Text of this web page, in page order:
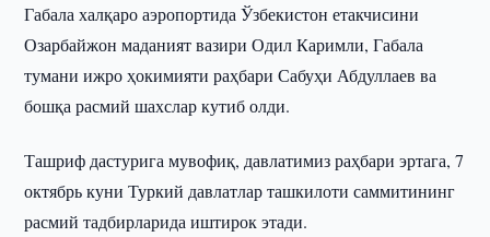
Габала халқаро аэропортида Ўзбекистон етакчисини
Озарбайжон маданият вазири Одил Каримли, Габала
тумани ижро ҳокимияти раҳбари Сабуҳи Абдуллаев ва
бошқа расмий шахслар кутиб олди.
Ташриф дастурига мувофиқ, давлатимиз раҳбари эртага, 7
октябрь куни Туркий давлатлар ташкилоти саммитининг
расмий тадбирларида иштирок этади.